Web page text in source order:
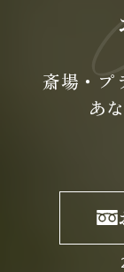
斎場・プ
あ